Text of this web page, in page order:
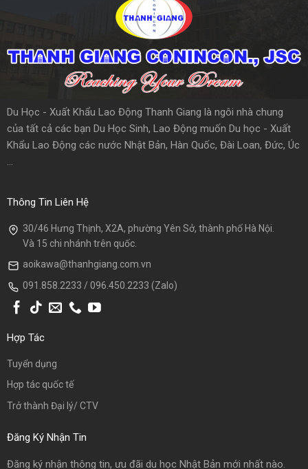
Du Học - Xuất Khẩu Lao Động Thanh Giang là ngôi nhà chung
của tất cả các bạn Du Học Sinh, Lao Động muốn Du học - Xuất
Khẩu Lao Động các nước Nhật Bản, Hàn Quốc, Đài Loan, Đức, Úc
...
Thông Tin Liên Hệ
30/46 Hưng Thịnh, X2A, phường Yên Sở, thành phố Hà Nội.
Và 15 chi nhánh trên quốc.
aoikawa@thanhgiang.com.vn
091.858.2233 / 096.450.2233 (Zalo)
Hợp Tác
Tuyển dụng
Hợp tác quốc tế
Trở thành Đại lý/ CTV
Đăng Ký Nhận Tin
Đăng ký nhận thông tin, ưu đãi du học Nhật Bản mới nhất nào.